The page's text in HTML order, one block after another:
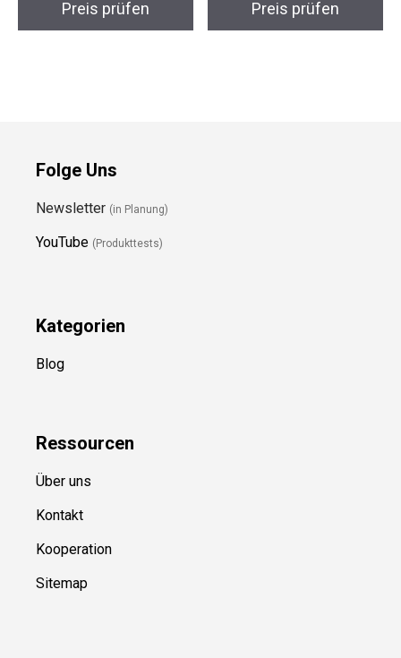
Preis prüfen Preis prüfen
Folge Uns
Newsletter (in Planung)
YouTube (Produkttests)
Kategorien
Blog
Ressourcen
Über uns
Kontakt
Kooperation
Sitemap